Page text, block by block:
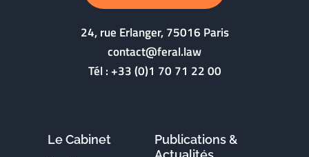
24, rue Erlanger, 75016 Paris
contact@feral.law
Tél :+33 (0)1 70 71 22 00
Le Cabinet
Publications &